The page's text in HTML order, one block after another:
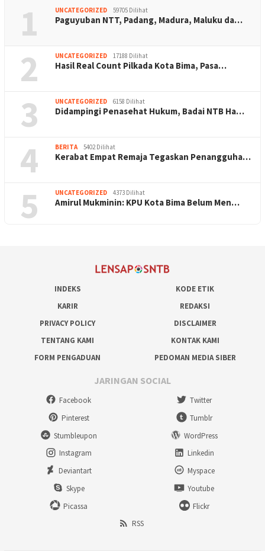
1 UNCATEGORIZED 59705 Dilihat
Paguyuban NTT, Padang, Madura, Maluku da…
2 UNCATEGORIZED 17188 Dilihat
Hasil Real Count Pilkada Kota Bima, Pasa…
3 UNCATEGORIZED 6158 Dilihat
Didampingi Penasehat Hukum, Badai NTB Ha…
4 BERITA 5402 Dilihat
Kerabat Empat Remaja Tegaskan Penangguha…
5 UNCATEGORIZED 4373 Dilihat
Amirul Mukminin: KPU Kota Bima Belum Men…
INDEKS
KODE ETIK
KARIR
REDAKSI
PRIVACY POLICY
DISCLAIMER
TENTANG KAMI
KONTAK KAMI
FORM PENGADUAN
PEDOMAN MEDIA SIBER
JARINGAN SOCIAL
Facebook
Twitter
Pinterest
Tumblr
Stumbleupon
WordPress
Instagram
Linkedin
Deviantart
Myspace
Skype
Youtube
Picassa
Flickr
RSS